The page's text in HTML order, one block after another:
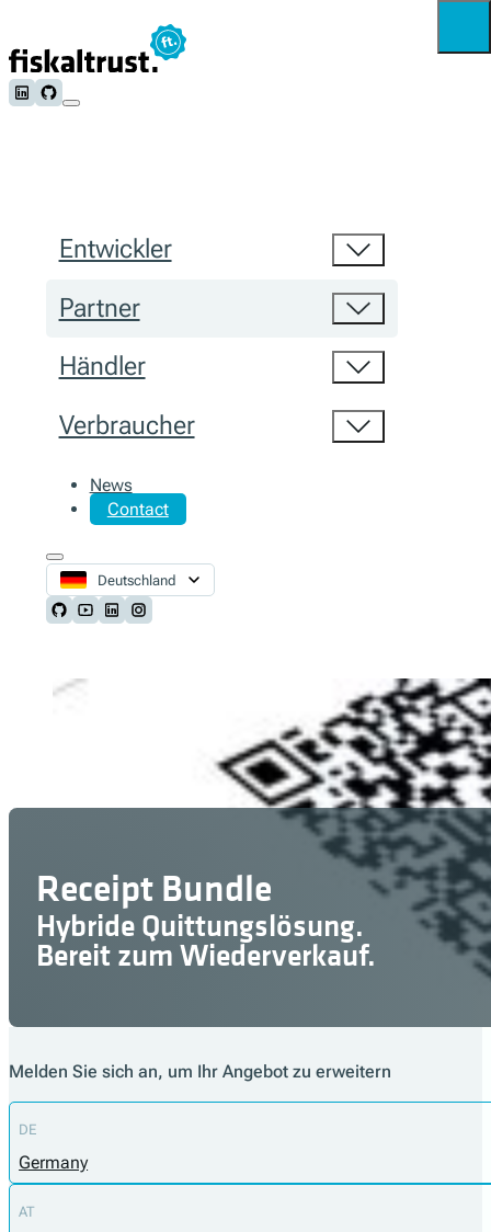
Follow us on LinkedIn
Follow us on Github
Entwickler
Partner
Händler
Verbraucher
News
Contact
Deutschland
Follow us on Github
Follow us on Youtube
Follow us on LinkedIn
Follow us on Instagram
Receipt Bundle
Hybride Quittungslösung.
Bereit zum Wiederverkauf.
Melden Sie sich an, um Ihr Angebot zu erweitern
DE
Germany
AT